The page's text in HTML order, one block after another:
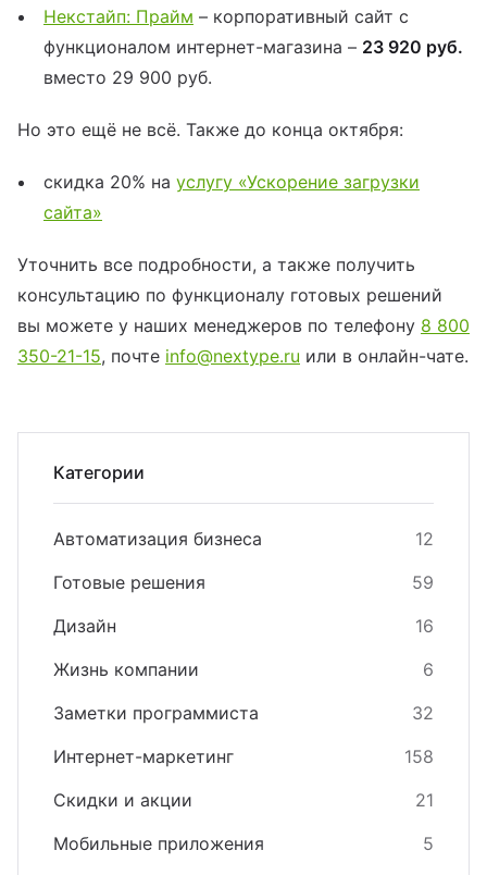
Некстайп: Прайм – корпоративный сайт с
функционалом интернет-магазина – 23 920 руб.
вместо 29 900 руб.
Но это ещё не всё. Также до конца октября:
скидка 20% на услугу «Ускорение загрузки
сайта»
Уточнить все подробности, а также получить
консультацию по функционалу готовых решений
вы можете у наших менеджеров по телефону 8 800
350-21-15, почте info@nextype.ru или в онлайн-чате.
Категории
Автоматизация бизнеса
12
Готовые решения
59
Дизайн
16
Жизнь компании
6
Заметки программиста
32
Интернет-маркетинг
158
Скидки и акции
21
Мобильные приложения
5